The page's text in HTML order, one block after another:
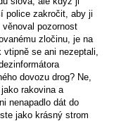
police zakročit, aby ji
pozornost
zločinu, je na
se ani nezeptali,
dovozu drog? Ne,
rakovina a
nenapadlo dát do
jako krásný strom